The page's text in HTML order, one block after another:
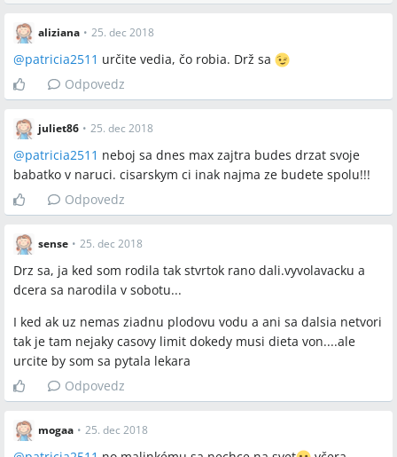
aliziana • 25. dec 2018
@patricia2511 určite vedia, čo robia. Drž sa
Odpovedz
juliet86 • 25. dec 2018
@patricia2511 neboj sa dnes max zajtra budes drzat svoje
babatko v naruci. cisarskym ci inak najma ze budete spolu!!!
Odpovedz
sense • 25. dec 2018
Drz sa, ja ked som rodila tak stvrtok rano dali.vyvolavacku a
dcera sa narodila v sobotu...
I ked ak uz nemas ziadnu plodovu vodu a ani sa dalsia netvori
tak je tam nejaky casovy limit dokedy musi dieta von....ale
urcite by som sa pytala lekara
Odpovedz
mogaa • 25. dec 2018